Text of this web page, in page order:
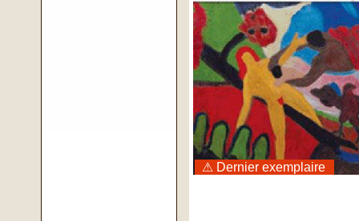
⚠ Dernier exemplaire